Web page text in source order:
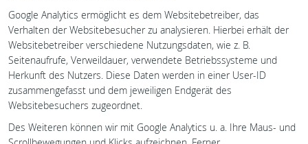
Google Analytics ermöglicht es dem Websitebetreiber, das
Verhalten der Websitebesucher zu analysieren. Hierbei erhält der
Websitebetreiber verschiedene Nutzungsdaten, wie z. B.
Seitenaufrufe, Verweildauer, verwendete Betriebssysteme und
Herkunft des Nutzers. Diese Daten werden in einer User-ID
zusammengefasst und dem jeweiligen Endgerät des
Websitebesuchers zugeordnet.
Des Weiteren können wir mit Google Analytics u. a. Ihre Maus- und